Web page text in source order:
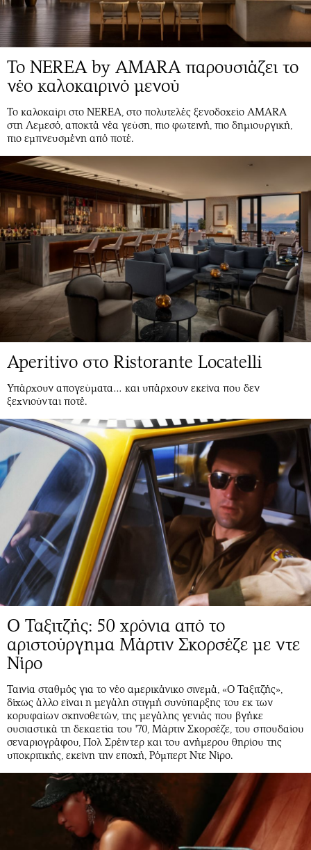
Το NEREA by AMARA παρουσιάζει το
νέο καλοκαιρινό μενού
Το καλοκαίρι στο NEREA, στο πολυτελές ξενοδοχείο AMARA
στη Λεμεσό, αποκτά νέα γεύση, πιο φωτεινή, πιο δημιουργική,
πιο εμπνευσμένη από ποτέ.
Aperitivo στο Ristorante Locatelli
Υπάρχουν απογεύματα… και υπάρχουν εκείνα που δεν
ξεχνιούνται ποτέ.
Ο Ταξιτζής: 50 χρόνια από το
αριστούργημα Μάρτιν Σκορσέζε με ντε
Νίρο
Ταινία σταθμός για το νέο αμερικάνικο σινεμά, «Ο Ταξιτζής»,
δίχως άλλο είναι η μεγάλη στιγμή συνύπαρξης του εκ των
κορυφαίων σκηνοθετών, της μεγάλης γενιάς που βγήκε
ουσιαστικά τη δεκαετία του '70, Μάρτιν Σκορσέζε, του σπουδαίου
σεναριογράφου, Πολ Σρέιντερ και του ανήμερου θηρίου της
υποκριτικής, εκείνη την εποχή, Ρόμπερτ Ντε Νίρο.